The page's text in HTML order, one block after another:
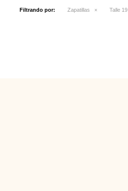
Filtrando por: Zapatillas Talle 19